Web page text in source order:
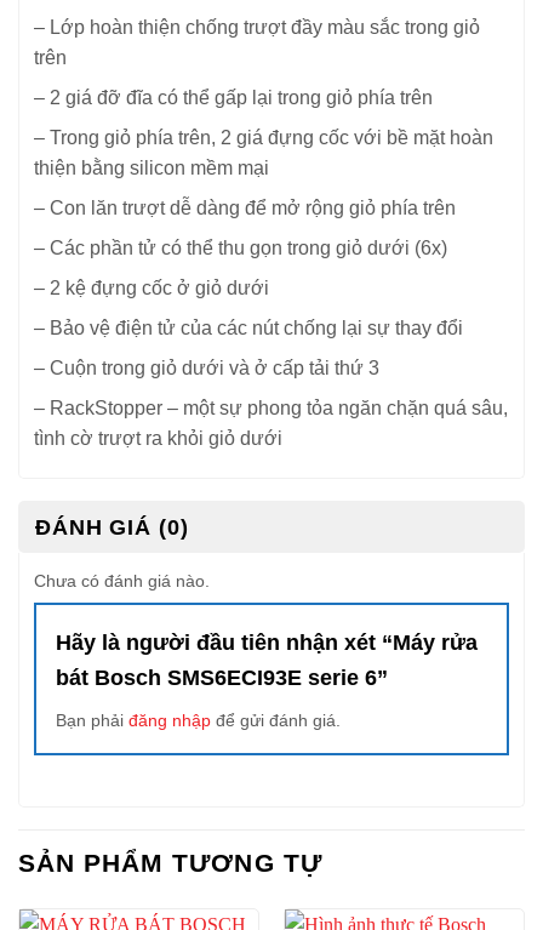
– Lớp hoàn thiện chống trượt đầy màu sắc trong giỏ
trên
– 2 giá đỡ đĩa có thể gấp lại trong giỏ phía trên
– Trong giỏ phía trên, 2 giá đựng cốc với bề mặt hoàn
thiện bằng silicon mềm mại
– Con lăn trượt dễ dàng để mở rộng giỏ phía trên
– Các phần tử có thể thu gọn trong giỏ dưới (6x)
– 2 kệ đựng cốc ở giỏ dưới
– Bảo vệ điện tử của các nút chống lại sự thay đổi
– Cuộn trong giỏ dưới và ở cấp tải thứ 3
– RackStopper – một sự phong tỏa ngăn chặn quá sâu,
tình cờ trượt ra khỏi giỏ dưới
ĐÁNH GIÁ (0)
Chưa có đánh giá nào.
Hãy là người đầu tiên nhận xét “Máy rửa
bát Bosch SMS6ECI93E serie 6”
Bạn phải đăng nhập để gửi đánh giá.
SẢN PHẨM TƯƠNG TỰ